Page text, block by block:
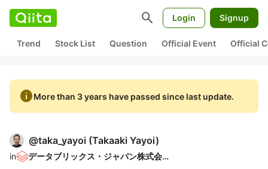
search Login Signup
Trend Stock List Question Official Event Official
infoMore than 3 years have passed since last update.
@taka_yayoi (Takaaki Yayoi)
in データブリックス・ジャパン株式会社